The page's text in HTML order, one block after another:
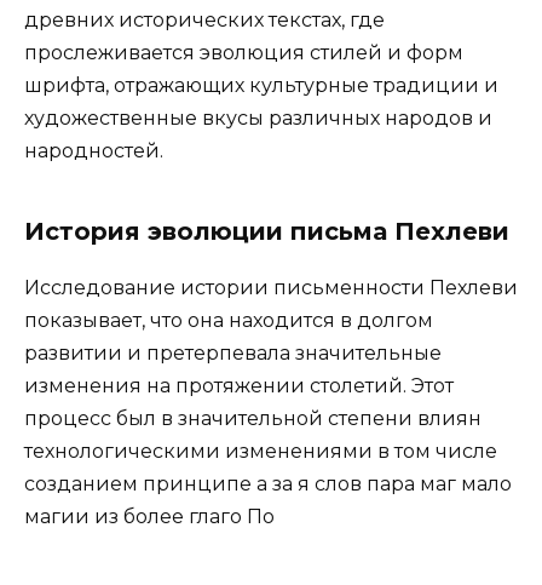
древних исторических текстах, где
прослеживается эволюция стилей и форм
шрифта, отражающих культурные традиции и
художественные вкусы различных народов и
народностей.
История эволюции письма Пехлеви
Исследование истории письменности Пехлеви
показывает, что она находится в долгом
развитии и претерпевала значительные
изменения на протяжении столетий. Этот
процесс был в значительной степени влиян
технологическими изменениями в том числе
созданием принципе а за я слов пара маг мало
магии из более глаго По